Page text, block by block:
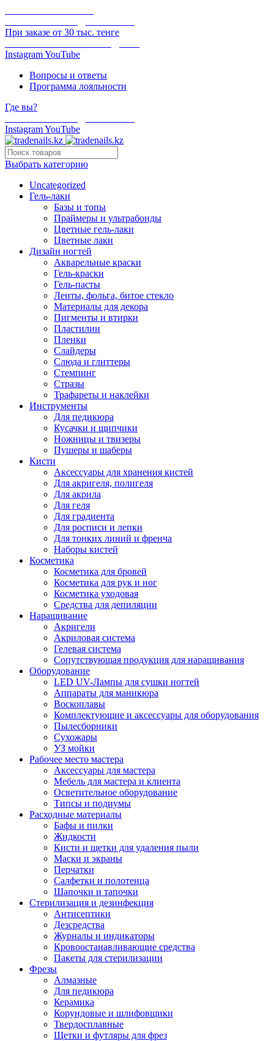
При заказе от 30 тыс. тенге
InstagramYouTube
Вопросы и ответы
Программа лояльности
Где вы?
InstagramYouTube
Выбрать категорию
Uncategorized
Гель-лаки
Базы и топы
Праймеры и ультрабонды
Цветные гель-лаки
Цветные лаки
Дизайн ногтей
Акварельные краски
Гель-краски
Гель-пасты
Ленты, фольга, битое стекло
Материалы для декора
Пигменты и втирки
Пластилин
Пленки
Слайдеры
Слюда и глиттеры
Стемпинг
Стразы
Трафареты и наклейки
Инструменты
Для педикюра
Кусачки и щипчики
Ножницы и твизеры
Пушеры и шаберы
Кисти
Аксессуары для хранения кистей
Для акригеля, полигеля
Для акрила
Для геля
Для градиента
Для росписи и лепки
Для тонких линий и френча
Наборы кистей
Косметика
Косметика для бровей
Косметика для рук и ног
Косметика уходовая
Средства для депиляции
Наращивание
Акригели
Акриловая система
Гелевая система
Сопутствующая продукция для наращивания
Оборудование
LED UV-Лампы для сушки ногтей
Аппараты для маникюра
Воскоплавы
Комплектующие и аксессуары для оборудования
Пылесборники
Сухожары
УЗ мойки
Рабочее место мастера
Аксессуары для мастера
Мебель для мастера и клиента
Осветительное оборудование
Типсы и подиумы
Расходные материалы
Бафы и пилки
Жидкости
Кисти и щетки для удаления пыли
Маски и экраны
Перчатки
Салфетки и полотенца
Шапочки и тапочки
Стерилизация и дезинфекция
Антисептики
Дезсредства
Журналы и индикаторы
Кровоостанавливающие средства
Пакеты для стерилизации
Фрезы
Алмазные
Для педикюра
Керамика
Корундовые и шлифовщики
Твердосплавные
Щетки и футляры для фрез